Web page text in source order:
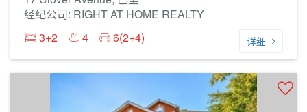
经纪公司: RIGHT AT HOME REALTY
3+2
4 6(2+4) 详细